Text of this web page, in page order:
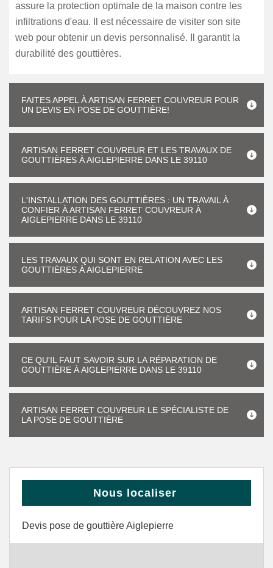
assure la protection optimale de la maison contre les
infiltrations d'eau. Il est nécessaire de visiter son site
web pour obtenir un devis personnalisé. Il garantit la
durabilité des gouttières.
FAITES APPEL À ARTISAN FERRET COUVREUR POUR
UN DEVIS EN POSE DE GOUTTIÈRE!
ARTISAN FERRET COUVREUR ET LES TRAVAUX DE
GOUTTIÈRES À AIGLEPIERRE DANS LE 39110
L'INSTALLATION DES GOUTTIÈRES : UN TRAVAIL À
CONFIER À ARTISAN FERRET COUVREUR À
AIGLEPIERRE DANS LE 39110
LES TRAVAUX QUI SONT EN RELATION AVEC LES
GOUTTIÈRES À AIGLEPIERRE
ARTISAN FERRET COUVREUR DÉCOUVREZ NOS
TARIFS POUR LA POSE DE GOUTTIÈRE
CE QU'IL FAUT SAVOIR SUR LA RÉPARATION DE
GOUTTIÈRE À AIGLEPIERRE DANS LE 39110
ARTISAN FERRET COUVREUR LE SPÉCIALISTE DE
LA POSE DE GOUTTIÈRE
Nous localiser
Devis pose de gouttière Aiglepierre